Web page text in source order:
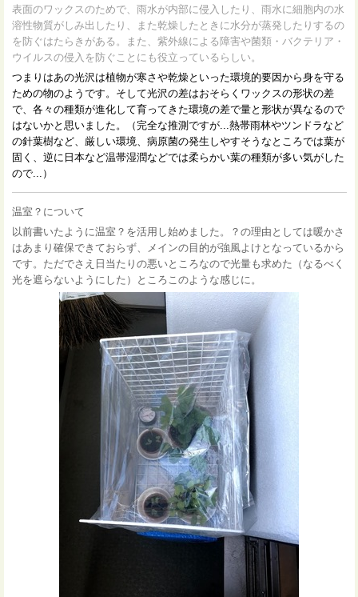
表面のワックスのためで、雨水が内部に侵入したり、雨水に細胞内の水
溶性物質がしみ出したり、また乾燥したときに水分が蒸発したりするの
を防ぐはたらきがある。また、紫外線による障害や菌類・バクテリア・
ウイルスの侵入を防ぐことにも役立っているらしい。
つまりはあの光沢は植物が寒さや乾燥といった環境的要因から身を守る
ための物のようです。そして光沢の差はおそらくワックスの形状の差
で、各々の種類が進化して育ってきた環境の差で量と形状が異なるので
はないかと思いました。（完全な推測ですが...熱帯雨林やツンドラなど
の針葉樹など、厳しい環境、病原菌の発生しやすそうなところでは葉が
固く、逆に日本など温帯湿潤などでは柔らかい葉の種類が多い気がした
ので...）
温室？について
以前書いたように温室？を活用し始めました。？の理由としては暖かさ
はあまり確保できておらず、メインの目的が強風よけとなっているから
です。ただでさえ日当たりの悪いところなので光量も求めた（なるべく
光を遮らないようにした）ところ このような感じに。